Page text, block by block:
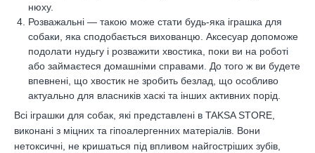
нюху.
Розважальні — такою може стати будь-яка іграшка для
собаки, яка сподобається вихованцю. Аксесуар допоможе
подолати нудьгу і розважити хвостика, поки ви на роботі
або займаєтеся домашніми справами. До того ж ви будете
впевнені, що хвостик не зробить безлад, що особливо
актуально для власників хаскі та інших активних порід.
Всі іграшки для собак, які представлені в TAKSA STORE,
виконані з міцних та гіпоалергенних матеріалів. Вони
нетоксичні, не кришаться під впливом найгостріших зубів,